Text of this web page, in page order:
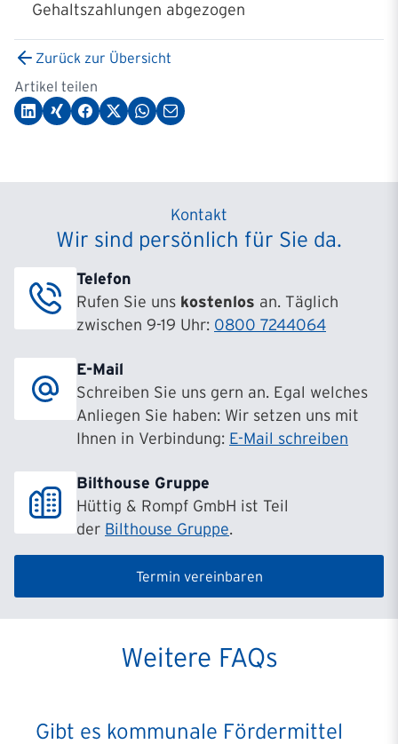
Gehaltszahlungen abgezogen
Zurück zur Übersicht
Artikel teilen
Kontakt
Wir sind persönlich für Sie da.
Telefon
Rufen Sie uns kostenlos an. Täglich
zwischen 9-19 Uhr: 0800 7244064
E-Mail
Schreiben Sie uns gern an. Egal welches
Anliegen Sie haben: Wir setzen uns mit
Ihnen in Verbindung: E-Mail schreiben
Bilthouse Gruppe
Hüttig & Rompf GmbH ist Teil
der Bilthouse Gruppe.
Termin vereinbaren
Weitere FAQs
Gibt es kommunale Fördermittel